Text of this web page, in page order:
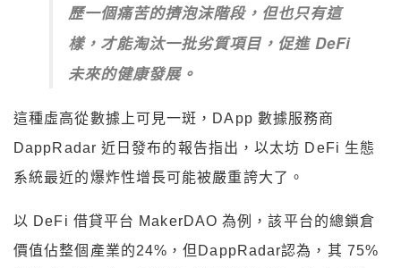
歷一個痛苦的擠泡沫階段，但也只有這
樣，才能淘汰一批劣質項目，促進 DeFi
未來的健康發展。
這種虛高從數據上可見一斑，DApp 數據服務商
DappRadar 近日發布的報告指出，以太坊 DeFi 生態
系統最近的爆炸性增長可能被嚴重誇大了。
以 DeFi 借貸平台 MakerDAO 為例，該平台的總鎖倉
價值佔整個產業的24%，但DappRadar認為，其 75%